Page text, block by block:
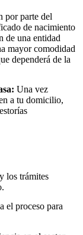
por parte del
de nacimiento
de una entidad
mayor comodidad
dependerá de la
Una vez
a tu domicilio,
los trámites
el proceso para